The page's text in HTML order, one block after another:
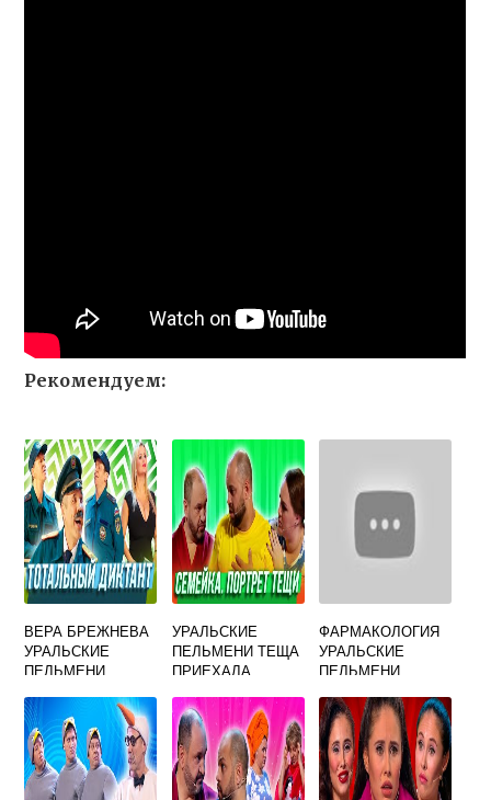
Рекомендуем:
ВЕРА БРЕЖНЕВА
УРАЛЬСКИЕ
ПЕЛЬМЕНИ
УРАЛЬСКИЕ
ПЕЛЬМЕНИ ТЕЩА
ПРИЕХАЛА
ФАРМАКОЛОГИЯ
УРАЛЬСКИЕ
ПЕЛЬМЕНИ